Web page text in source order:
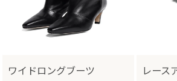
ワイドロングブーツ
レース